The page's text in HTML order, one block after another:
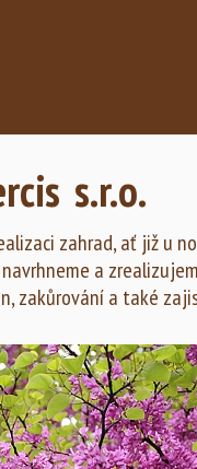
s.r.o.
zahrad, ať již u
a
zakůrování a také